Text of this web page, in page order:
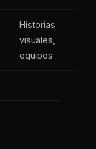
Historias
visuales,
equipos